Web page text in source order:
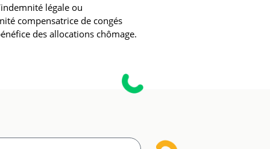
légale ou
compensatrice de congés
des allocations chômage.